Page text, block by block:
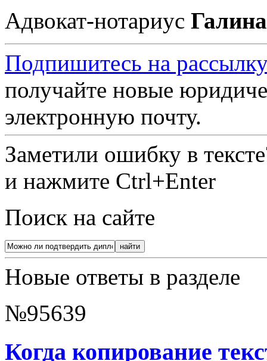
Адвокат-нотариус
Подпишитесь на
получайте новые
электронную почту.
Заметили ошибку в
и нажмите Ctrl+Enter
Поиск на сайте
Новые ответы в разделе
№95639
Когда копирование